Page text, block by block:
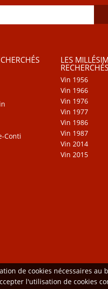
Conti
LES
RECHERCHÉS
Vin 1956
Vin 1966
Vin 1976
Vin 1977
Vin 1986
Vin 1987
Vin 2014
Vin 2015
de cookies nécessaires
l'utilisation de cookies